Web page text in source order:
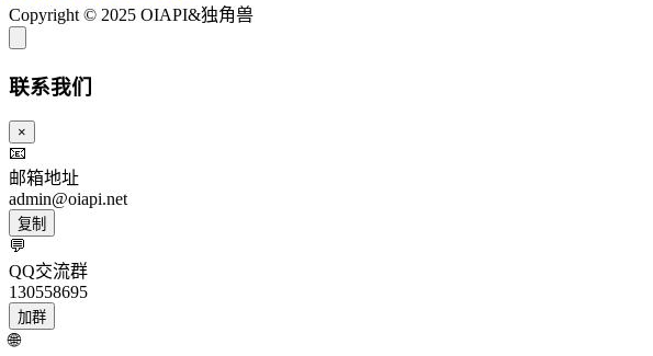
Copyright © 2025 OIAPI&独角兽
联系我们
×
📧
邮箱地址
admin@oiapi.net
复制
💬
QQ交流群
130558695
加群
🌐